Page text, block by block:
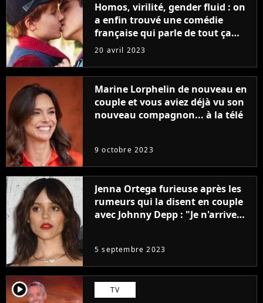
Homos, virilité, gender fluid : on
a enfin trouvé une comédie
française qui parle de tout ça
sans être super ringarde
20 avril 2023
Marine Lorphelin de nouveau en
couple et vous aviez déjà vu son
nouveau compagnon... à la télé
9 octobre 2023
Jenna Ortega furieuse après les
rumeurs qui la disent en couple
avec Johnny Depp : "Je n'arrive
5 septembre 2023
player2 TV